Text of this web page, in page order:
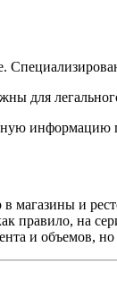
для
информацию
магазины и
правило, на
и объемов,